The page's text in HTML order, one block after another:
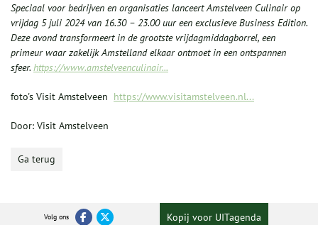
Speciaal voor bedrijven en organisaties lanceert Amstelveen Culinair op
vrijdag 5 juli 2024 van 16.30 – 23.00 uur een exclusieve Business Edition.
Deze avond transformeert in de grootste vrijdagmiddagborrel, een
primeur waar zakelijk Amstelland elkaar ontmoet in een ontspannen
sfeer. https://www.amstelveenculinair...
foto's Visit Amstelveen https://www.visitamstelveen.nl...
Door: Visit Amstelveen
Ga terug
Volg ons Kopij voor UITagenda